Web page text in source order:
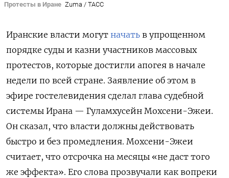
Протесты в Иране Zuma / ТАСС
Иранские власти могут начать в упрощенном
порядке суды и казни участников массовых
протестов, которые достигли апогея в начале
недели по всей стране. Заявление об этом в
эфире гостелевидения сделал глава судебной
системы Ирана — Гуламхусейн Мохсени-Эжеи.
Он сказал, что власти должны действовать
быстро и без промедления. Мохсени-Эжеи
считает, что отсрочка на месяцы «не даст того
же эффекта». Его слова прозвучали как вопреки